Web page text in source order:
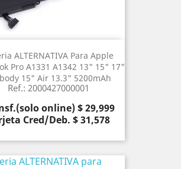
ALTERNATIVA Para Apple
Pro A1331 A1342 13" 15" 17"
15" Air 13.3" 5200mAh
Ref.: 2000427000001
online) $ 29,999
Cred/Deb. $ 31,578